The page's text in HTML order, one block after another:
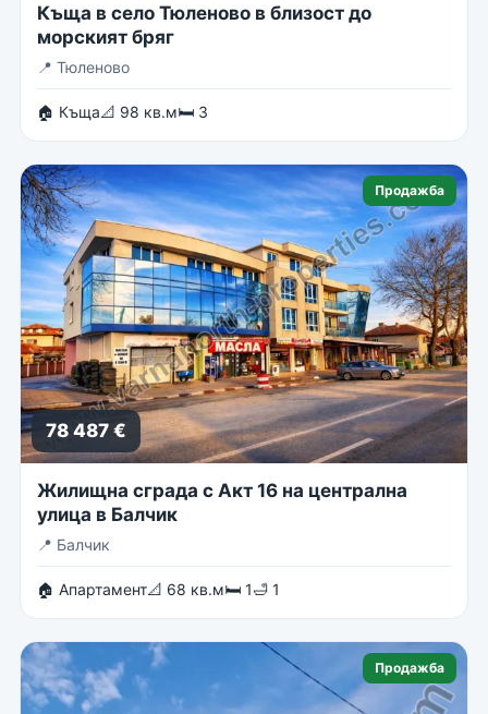
Къща в село Тюленово в близост до
морският бряг
📍 Тюленово
🏠 Къща📐 98 кв.м🛏 3
Продажба
78 487 €
Жилищна сграда с Акт 16 на централна
улица в Балчик
📍 Балчик
🏠 Апартамент📐 68 кв.м🛏 1🛁 1
Продажба